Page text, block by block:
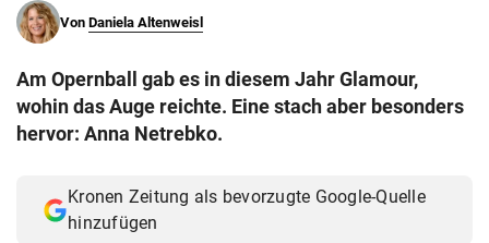
Von Daniela Altenweisl
Am Opernball gab es in diesem Jahr Glamour,
wohin das Auge reichte. Eine stach aber besonders
hervor: Anna Netrebko.
Kronen Zeitung als bevorzugte Google-Quelle
hinzufügen